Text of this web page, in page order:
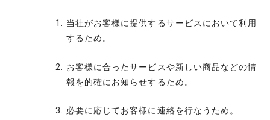
当社がお客様に提供するサービスにおいて利用
するため。
お客様に合ったサービスや新しい商品などの情
報を的確にお知らせするため。
必要に応じてお客様に連絡を行なうため。